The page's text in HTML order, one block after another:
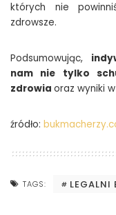
których nie
zdrowsze.
Podsumowując,
nam nie tylko
zdrowia oraz wyniki
źródło:
TAGS: LEGALNI